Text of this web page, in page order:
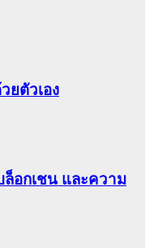
ยตัวเอง
ล็อกเชน และความ